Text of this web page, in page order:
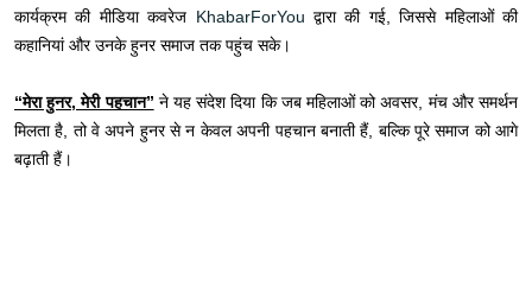
कार्यक्रम की मीडिया कवरेज KhabarForYou द्वारा की गई, जिससे महिलाओं की
कहानियां और उनके हुनर समाज तक पहुंच सके।
“मेरा हुनर, मेरी पहचान” ने यह संदेश दिया कि जब महिलाओं को अवसर, मंच और समर्थन
मिलता है, तो वे अपने हुनर से न केवल अपनी पहचान बनाती हैं, बल्कि पूरे समाज को आगे
बढ़ाती हैं।